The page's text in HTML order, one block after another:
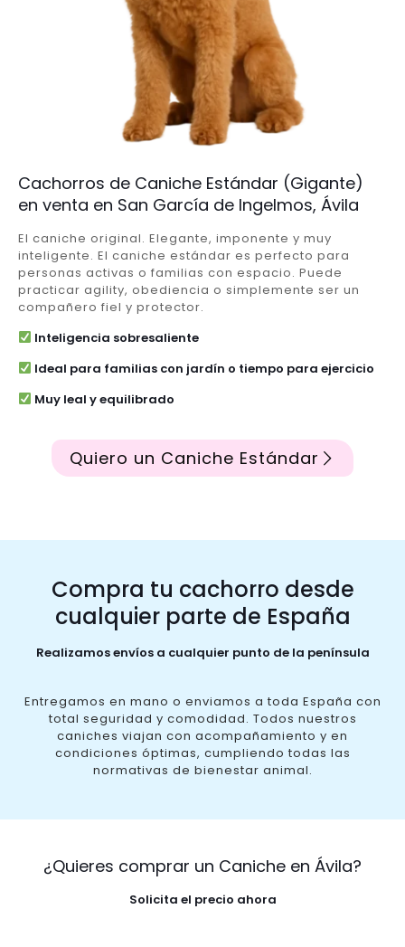
Cachorros de Caniche Estándar (Gigante)
en venta en San García de Ingelmos, Ávila
El caniche original. Elegante, imponente y muy
inteligente. El caniche estándar es perfecto para
personas activas o familias con espacio. Puede
practicar agility, obediencia o simplemente ser un
compañero fiel y protector.
Inteligencia sobresaliente
Ideal para familias con jardín o tiempo para ejercicio
Muy leal y equilibrado
Quiero un Caniche Estándar
Compra tu cachorro desde
cualquier parte de España
Realizamos envíos a cualquier punto de la península
Entregamos en mano o enviamos a toda España con
total seguridad y comodidad. Todos nuestros
caniches viajan con acompañamiento y en
condiciones óptimas, cumpliendo todas las
normativas de bienestar animal.
¿Quieres comprar un Caniche en Ávila?
Solicita el precio ahora